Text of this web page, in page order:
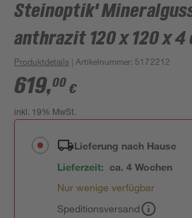
Steinoptik'
anthrazit 120 x 120 x 4
Produktdetails | Artikelnummer: 5172212
619,00 €
inkl. 19% MwSt.
Lieferung nach Hause
Lieferzeit: ca. 4 Wochen
Nur wenige verfügbar
Speditionsversand